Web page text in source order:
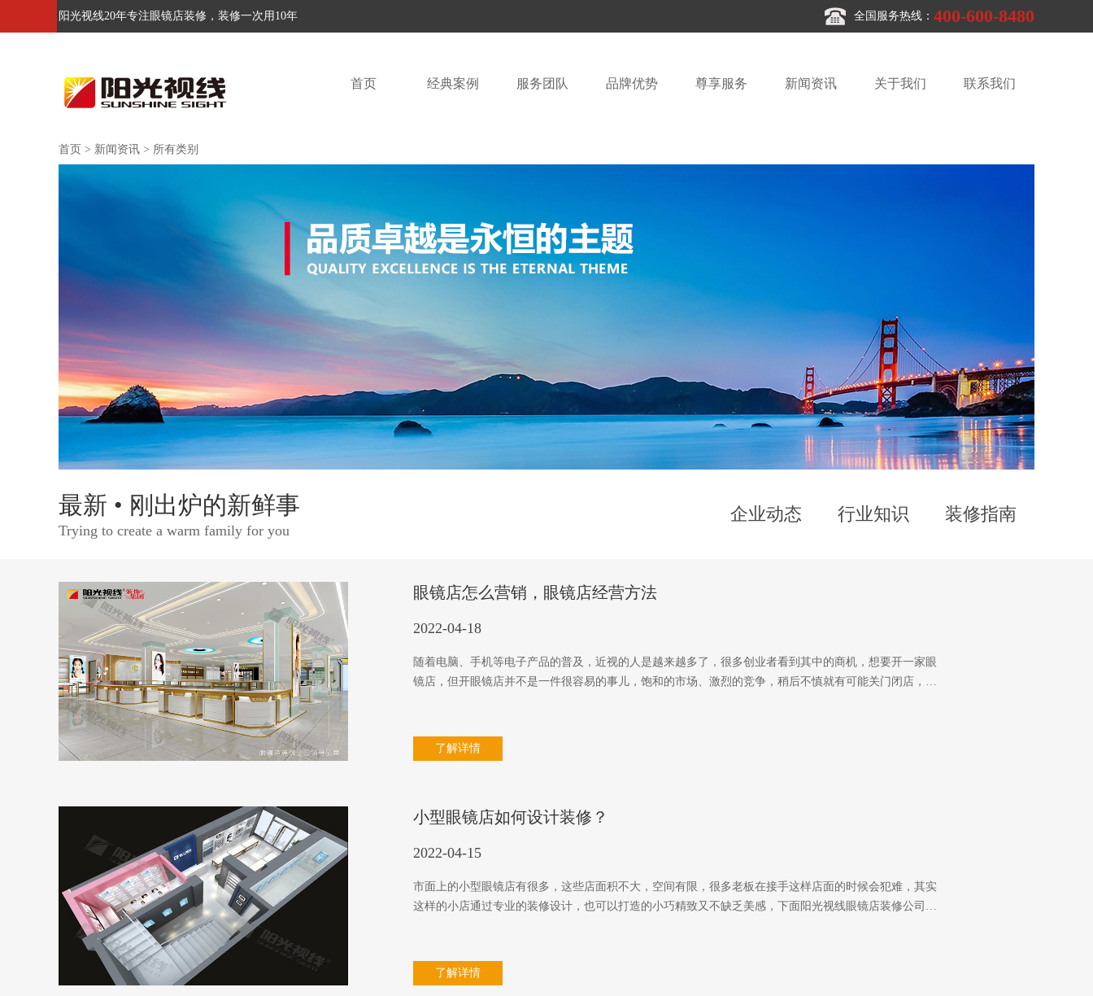
阳光视线20年专注眼镜店装修，装修一次用10年 全国服务热线： 400-600-8480
首页 经典案例 服务团队 品牌优势 尊享服务 新闻资讯 关于我们 联系我们
首页 > 新闻资讯 > 所有类别
最新 • 刚出炉的新鲜事
Trying to create a warm family for you
企业动态 行业知识 装修指南
眼镜店怎么营销，眼镜店经营方法
2022-04-18
随着电脑、手机等电子产品的普及，近视的人是越来越多了，很多创业者看到其中的商机，想要开一家眼
镜店，但开眼镜店并不是一件很容易的事儿，饱和的市场、激烈的竞争，稍后不慎就有可能关门闭店，…
了解详情
小型眼镜店如何设计装修？
2022-04-15
市面上的小型眼镜店有很多，这些店面积不大，空间有限，很多老板在接手这样店面的时候会犯难，其实
这样的小店通过专业的装修设计，也可以打造的小巧精致又不缺乏美感，下面阳光视线眼镜店装修公司…
了解详情